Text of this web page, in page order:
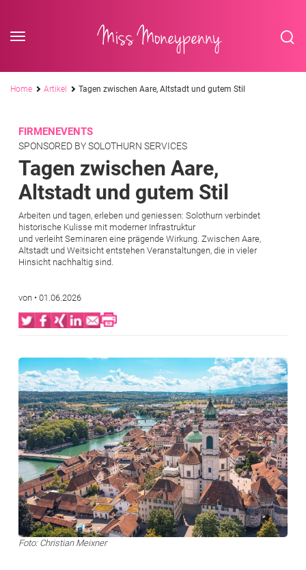
Miss Moneypenny
Pfadnavigation
Home Artikel Tagen zwischen Aare, Altstadt und gutem Stil
FIRMENEVENTS
SPONSORED BY SOLOTHURN SERVICES
Tagen zwischen Aare,
Altstadt und gutem Stil
Arbeiten und tagen, erleben und geniessen: Solothurn verbindet
historische Kulisse mit moderner Infrastruktur
und verleiht Seminaren eine prägende Wirkung. Zwischen Aare,
Altstadt und Weitsicht entstehen Veranstaltungen, die in vieler
Hinsicht nachhaltig sind.
von • 01.06.2026
Bild
Foto: Christian Meixner